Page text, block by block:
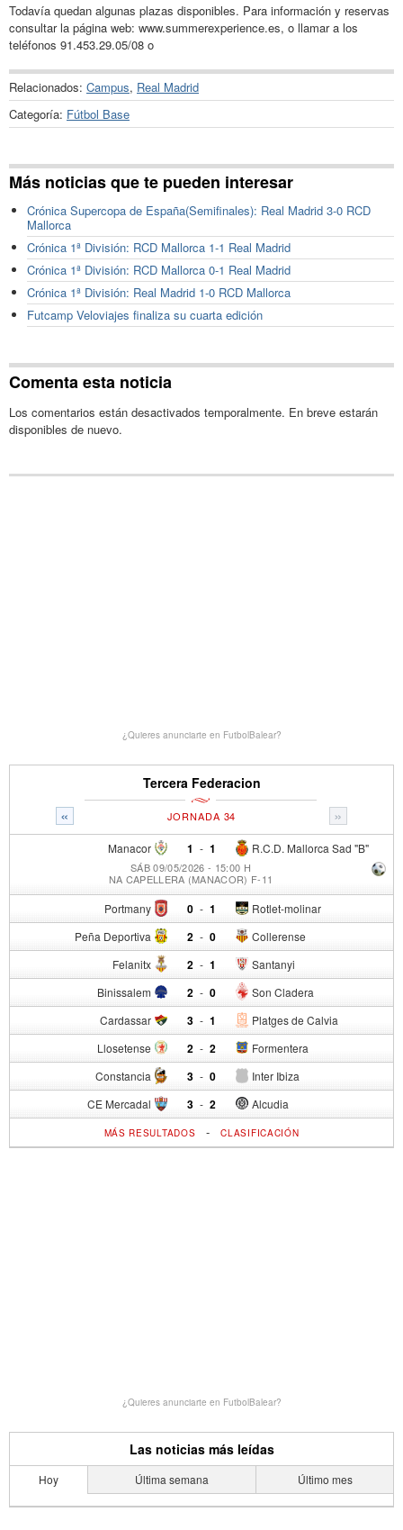
Todavía quedan algunas plazas disponibles. Para información y reservas
consultar la página web: www.summerexperience.es, o llamar a los
teléfonos 91.453.29.05/08 o
Relacionados: Campus, Real Madrid
Categoría: Fútbol Base
Más noticias que te pueden interesar
Crónica Supercopa de España(Semifinales): Real Madrid 3-0 RCD
Mallorca
Crónica 1ª División: RCD Mallorca 1-1 Real Madrid
Crónica 1ª División: RCD Mallorca 0-1 Real Madrid
Crónica 1ª División: Real Madrid 1-0 RCD Mallorca
Futcamp Veloviajes finaliza su cuarta edición
Comenta esta noticia
Los comentarios están desactivados temporalmente. En breve estarán
disponibles de nuevo.
¿Quieres anunciarte en FutbolBalear?
Tercera Federacion
« »
JORNADA 34
Manacor 1 - R.C.D. Mallorca Sad "B"
1
SÁB 09/05/2026 - 15:00 H
NA CAPELLERA (MANACOR) F-11
Portmany 0 - Rotlet-molinar
1
Peña Deportiva 2 - Collerense
0
Felanitx 2 - Santanyi
1
Binissalem 2 - Son Cladera
0
Cardassar 3 - Platges de Calvia
1
Llosetense 2 - Formentera
2
Constancia 3 - Inter Ibiza
0
CE Mercadal 3 - Alcudia
2
MÁS RESULTADOS -CLASIFICACIÓN
¿Quieres anunciarte en FutbolBalear?
Las noticias más leídas
Hoy Última semana Último mes